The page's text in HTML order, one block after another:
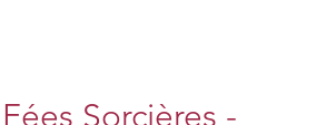
Sorcières -